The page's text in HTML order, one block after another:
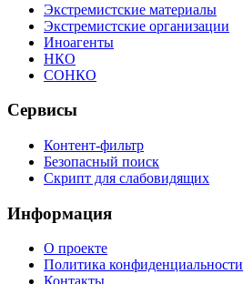
Экстремистские материалы
Экстремистские организации
Иноагенты
НКО
СОНКО
Сервисы
Контент-фильтр
Безопасный поиск
Скрипт для слабовидящих
Информация
О проекте
Политика конфиденциальности